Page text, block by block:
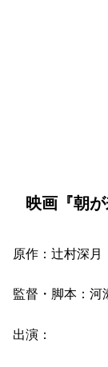
映画『朝が
原作：辻村深月
監督・脚本：
出演：